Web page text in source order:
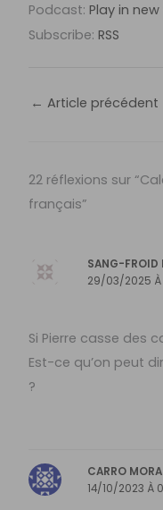
Podcast:Play in
Subscribe:RSS
← Article précédent
22 réflexions sur
français”
SANG-FROID
29/03/2025 À
Si Pierre casse des
Est-ce qu’on peut
?
CARRO MORA
14/10/2023 À